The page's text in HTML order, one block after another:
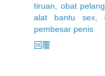
tiruan, obat
alat bantu sex,
pembesar penis
回覆